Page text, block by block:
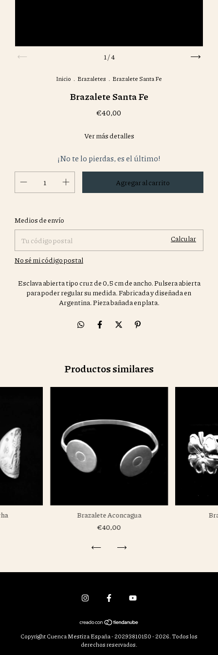
1/4
Inicio . Brazaletes . Brazalete Santa Fe
Brazalete Santa Fe
€40,00
Ver más detalles
¡No te lo pierdas, es el último!
Entregas para el CP:
Medios de envío
Calcular
No sé mi código postal
Esclava abierta tipo cruz de 0,5 cm de ancho. Pulsera abierta
para poder regular su medida. Fabricada y diseñada en
Argentina. Pieza bañada en plata.
Productos similares
Brazalete Aconcagua
€40,00
Copyright Cuenca Mestiza España - 20293810150 - 2026. Todos los
derechos reservados.